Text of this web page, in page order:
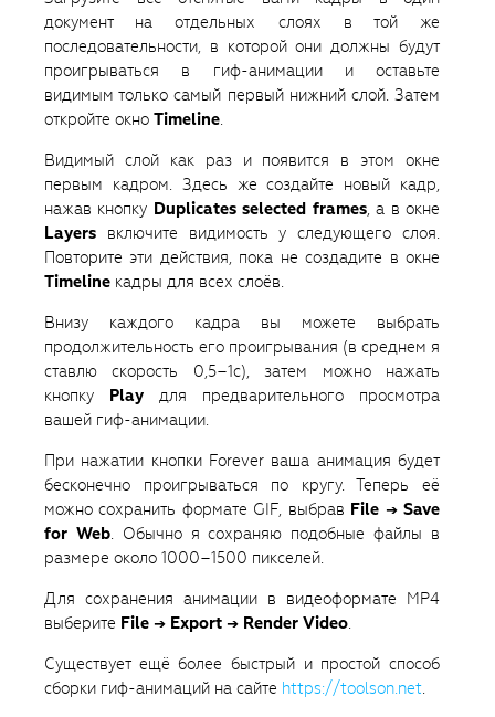
документ на отдельных слоях в той же
последовательности, в которой они должны будут
проигрываться в гиф-анимации и оставьте
видимым только самый первый нижний слой. Затем
откройте окно Timeline.
Видимый слой как раз и появится в этом окне
первым кадром. Здесь же создайте новый кадр,
нажав кнопку Duplicates selected frames, а в окне
Layers включите видимость у следующего слоя.
Повторите эти действия, пока не создадите в окне
Timeline кадры для всех слоёв.
Внизу каждого кадра вы можете выбрать
продолжительность его проигрывания (в среднем я
ставлю скорость 0,5–1с), затем можно нажать
кнопку Play для предварительного просмотра
вашей гиф-анимации.
При нажатии кнопки Forever ваша анимация будет
бесконечно проигрываться по кругу. Теперь её
можно сохранить формате GIF, выбрав File → Save
for Web. Обычно я сохраняю подобные файлы в
размере около 1000–1500 пикселей.
Для сохранения анимации в видеоформате MP4
выберите File → Export → Render Video.
Существует ещё более быстрый и простой способ
сборки гиф-анимаций на сайте https://toolson.net.